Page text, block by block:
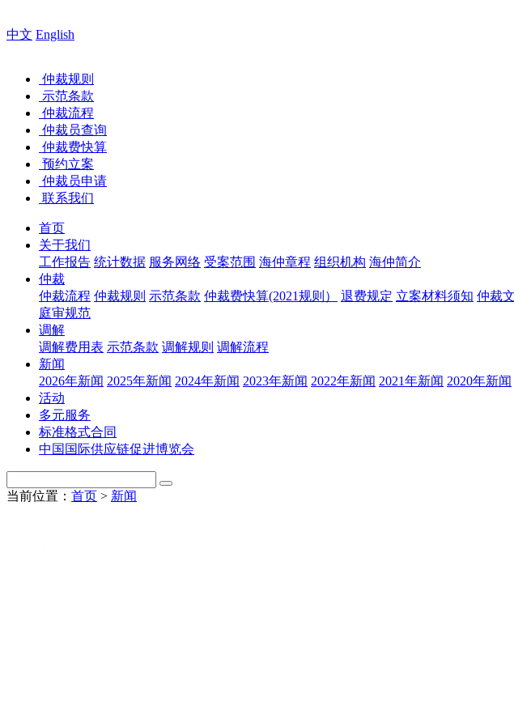
中文 English
仲裁规则
示范条款
仲裁流程
仲裁员查询
仲裁费快算
预约立案
仲裁员申请
联系我们
首页
关于我们
工作报告 统计数据 服务网络 受案范围 海仲章程 组织机构 海仲简介
仲裁
仲裁流程 仲裁规则 示范条款 仲裁费快算(2021规则） 退费规定 立案材料须知 仲裁
庭审规范
调解
调解费用表 示范条款 调解规则 调解流程
新闻
2026年新闻 2025年新闻 2024年新闻 2023年新闻 2022年新闻 2021年新闻 2020年新闻
活动
多元服务
标准格式合同
中国国际供应链促进博览会
当前位置： 首页 > 新闻